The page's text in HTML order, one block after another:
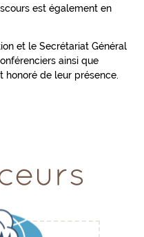
est également en
et le Secrétariat Général
ainsi que
honoré de leur présence.